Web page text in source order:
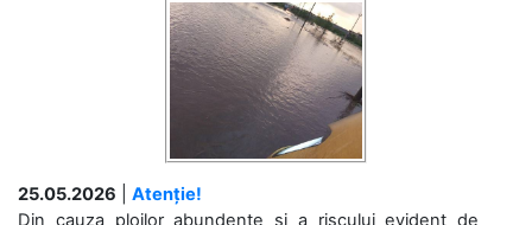
25.05.2026
Atenție!
Din cauza ploilor abundente și a riscului evident de